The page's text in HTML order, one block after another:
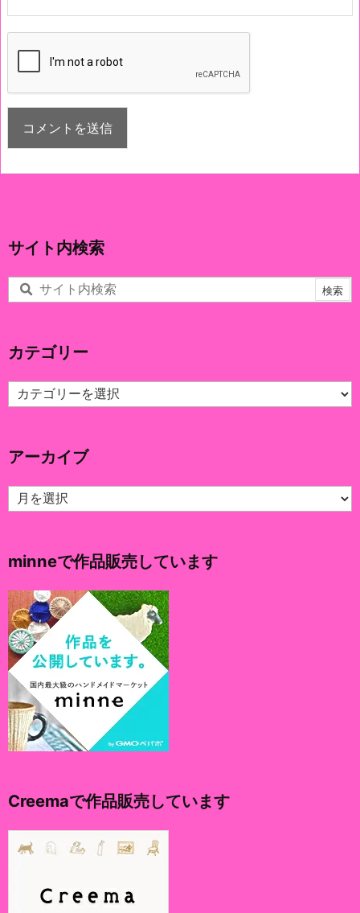
サイト内検索
カテゴリー
カ
テ
ー
アーカイブ
ア
ー
ブ
minneで作品販売しています
Creemaで作品販売しています